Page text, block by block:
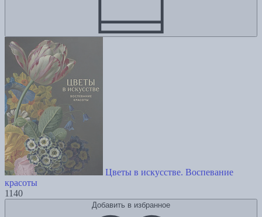
Цветы в искусстве. Воспевание
красоты
1140
Добавить в избранное